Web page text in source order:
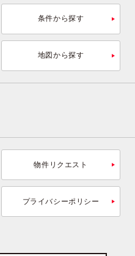
条件から探す
地図から探す
物件リクエスト
プライバシーポリシー